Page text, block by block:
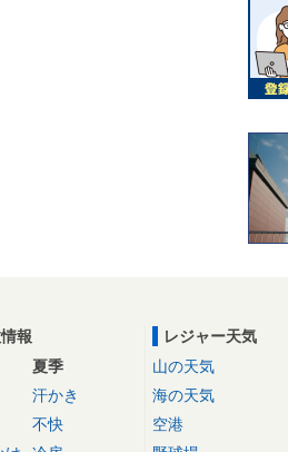
報
夏季
汗かき
不快
レジャー天気
山の天気
海の天気
空港